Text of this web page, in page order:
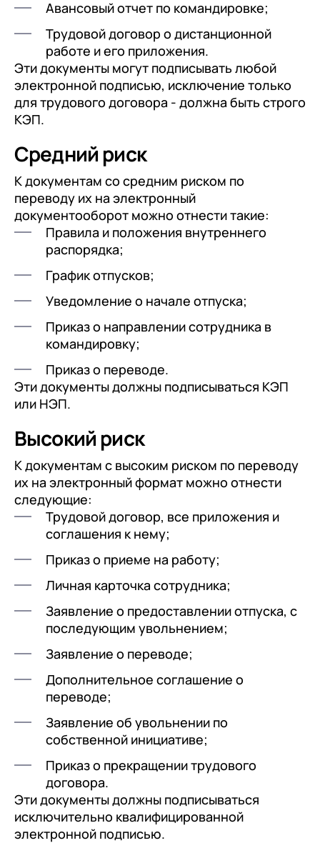
Авансовый отчет по командировке;
Трудовой договор о дистанционной
работе и его приложения.
Эти документы могут подписывать любой
электронной подписью, исключение только
для трудового договора - должна быть строго
КЭП.
Средний риск
К документам со средним риском по
переводу их на электронный
документооборот можно отнести такие:
Правила и положения внутреннего
распорядка;
График отпусков;
Уведомление о начале отпуска;
Приказ о направлении сотрудника в
командировку;
Приказ о переводе.
Эти документы должны подписываться КЭП
или НЭП.
Высокий риск
К документам с высоким риском по переводу
их на электронный формат можно отнести
следующие:
Трудовой договор, все приложения и
соглашения к нему;
Приказ о приеме на работу;
Личная карточка сотрудника;
Заявление о предоставлении отпуска, с
последующим увольнением;
Заявление о переводе;
Дополнительное соглашение о
переводе;
Заявление об увольнении по
собственной инициативе;
Приказ о прекращении трудового
договора.
Эти документы должны подписываться
исключительно квалифицированной
электронной подписью.
+7 Номер телефона
Отправить
Я даю согласие на обработкуПерсональных
данных в соответствии сПолитикой
Конфиденциальности
+7 Номер телефона
Отправить
Я даю согласие на обработку
Конфиденциальности
Отправить
Я даю согласие на обработкуПерсональных
данных
Перейти в корзину
Продолжить покупки